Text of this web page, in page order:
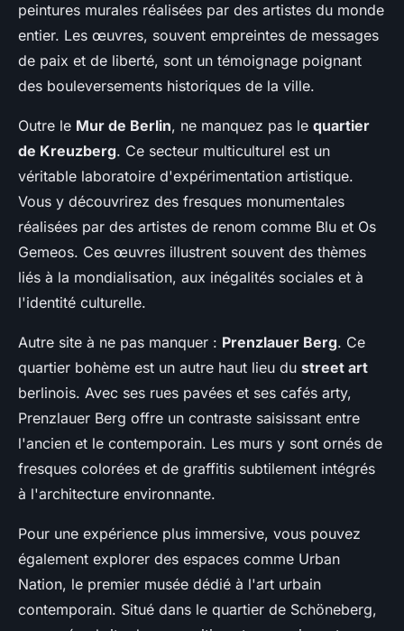
peintures murales réalisées par des artistes du monde
entier. Les œuvres, souvent empreintes de messages
de paix et de liberté, sont un témoignage poignant
des bouleversements historiques de la ville.
Outre le Mur de Berlin, ne manquez pas le quartier
de Kreuzberg. Ce secteur multiculturel est un
véritable laboratoire d'expérimentation artistique.
Vous y découvrirez des fresques monumentales
réalisées par des artistes de renom comme Blu et Os
Gemeos. Ces œuvres illustrent souvent des thèmes
liés à la mondialisation, aux inégalités sociales et à
l'identité culturelle.
Autre site à ne pas manquer : Prenzlauer Berg. Ce
quartier bohème est un autre haut lieu du street art
berlinois. Avec ses rues pavées et ses cafés arty,
Prenzlauer Berg offre un contraste saisissant entre
l'ancien et le contemporain. Les murs y sont ornés de
fresques colorées et de graffitis subtilement intégrés
à l'architecture environnante.
Pour une expérience plus immersive, vous pouvez
également explorer des espaces comme Urban
Nation, le premier musée dédié à l'art urbain
contemporain. Situé dans le quartier de Schöneberg,